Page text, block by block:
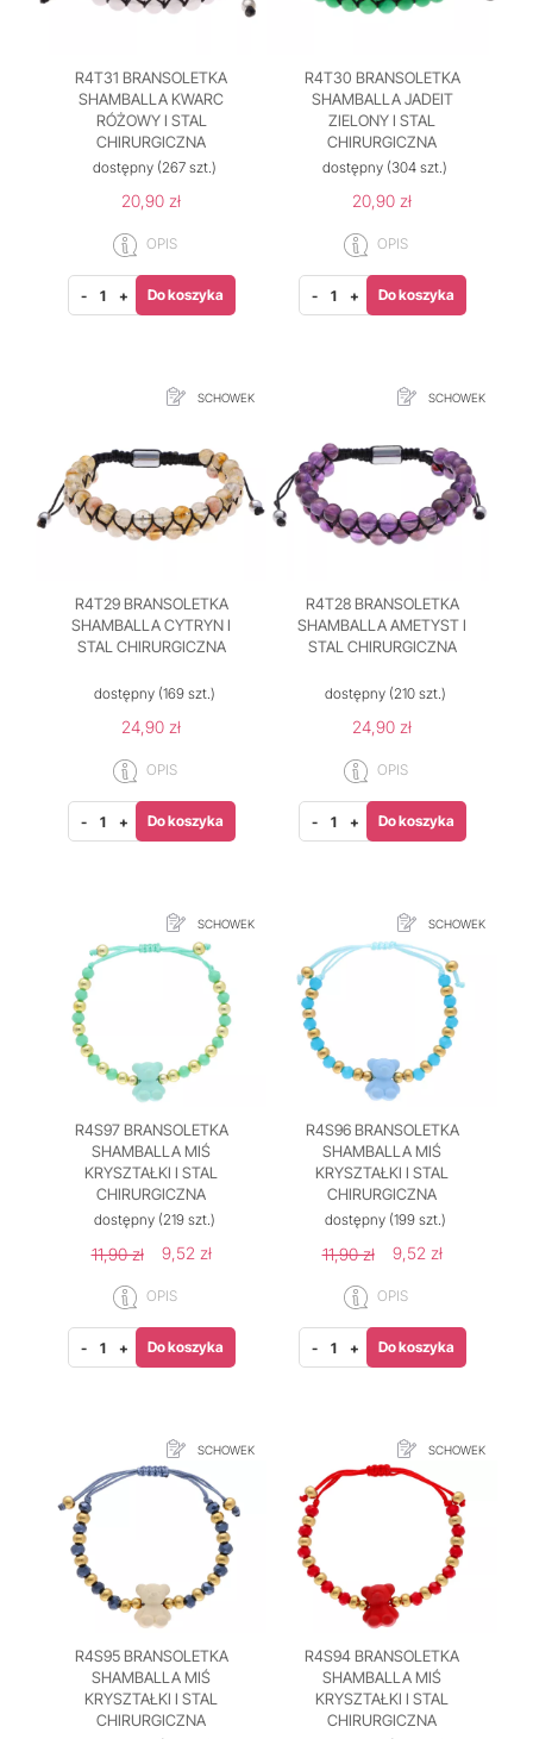
R4T31 BRANSOLETKA
SHAMBALLA KWARC
RÓŻOWY I STAL
CHIRURGICZNA
dostępny(267 szt.)
20,90 zł
OPIS
- + Do koszyka
R4T30 BRANSOLETKA
SHAMBALLA JADEIT
ZIELONY I STAL
CHIRURGICZNA
dostępny (304 szt.)
20,90 zł
OPIS
- + Do koszyka
SCHOWEK
R4T29 BRANSOLETKA
SHAMBALLA CYTRYN I
STAL CHIRURGICZNA
dostępny(169 szt.)
24,90 zł
OPIS
- + Do koszyka
SCHOWEK
R4T28 BRANSOLETKA
SHAMBALLA AMETYST I
STAL CHIRURGICZNA
dostępny(210 szt.)
24,90 zł
OPIS
- + Do koszyka
SCHOWEK
R4S97 BRANSOLETKA
SHAMBALLA MIŚ
KRYSZTAŁKI I STAL
CHIRURGICZNA
dostępny(219 szt.)
11,90 zł 9,52 zł
OPIS
- + Do koszyka
SCHOWEK
R4S96 BRANSOLETKA
SHAMBALLA MIŚ
KRYSZTAŁKI I STAL
CHIRURGICZNA
dostępny(199 szt.)
11,90 zł 9,52 zł
OPIS
- + Do koszyka
SCHOWEK
R4S95 BRANSOLETKA
SHAMBALLA MIŚ
KRYSZTAŁKI I STAL
CHIRURGICZNA
SCHOWEK
R4S94 BRANSOLETKA
SHAMBALLA MIŚ
KRYSZTAŁKI I STAL
CHIRURGICZNA